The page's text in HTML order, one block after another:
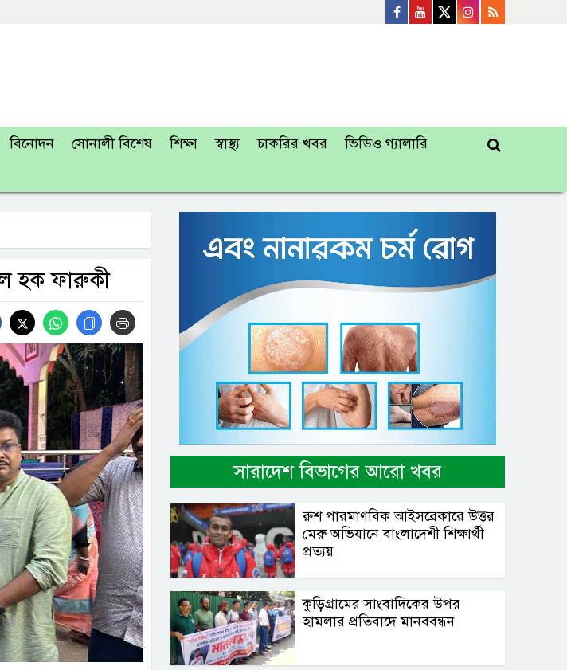
বিনোদন সোনালী বিশেষ শিক্ষা স্বাস্থ্য চাকরির খবর
ভিডিও গ্যালারি
হক ফারুকী
সারাদেশ বিভাগের আরো খবর
রুশ পারমাণবিক আইসব্রেকারে উত্তর
মেরু অভিযানে বাংলাদেশী শিক্ষার্থী
প্রত্যয়
কুড়িগ্রামের সাংবাদিকের উপর
হামলার প্রতিবাদে মানববন্ধন